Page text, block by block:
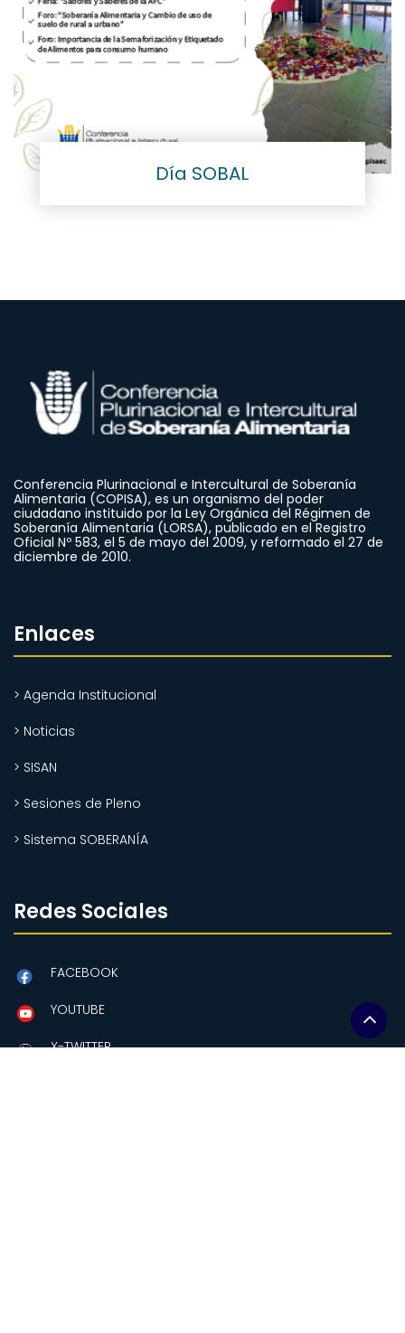
Día SOBAL
Conferencia Plurinacional e Intercultural de Soberanía
Alimentaria (COPISA), es un organismo del poder
ciudadano instituido por la Ley Orgánica del Régimen de
Soberanía Alimentaria (LORSA), publicado en el Registro
Oficial Nº 583, el 5 de mayo del 2009, y reformado el 27 de
diciembre de 2010.
Enlaces
> Agenda Institucional
> Noticias
> SISAN
> Sesiones de Pleno
> Sistema SOBERANÍA
Redes Sociales
FACEBOOK
YOUTUBE
X-TWITTER